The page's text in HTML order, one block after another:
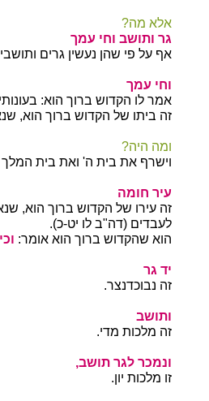
אלא מה?
גר ותושב וחי עמך
אף על פי שהן נעשין גרים
וחי עמך
אמר לו הקדוש ברוך הוא:
זה ביתו של הקדוש ברוך הוא,
ומה היה?
וישרף את בית ה' ואת בית
עיר חומה
זה עירו של הקדוש ברוך הוא,
לעבדים (דה"ב לו יט-כ).
הוא שהקדוש ברוך הוא אומר:
יד גר
זה נבוכדנצר.
ותושב
זה מלכות מדי.
ונמכר לגר תושב,
זו מלכות יון.